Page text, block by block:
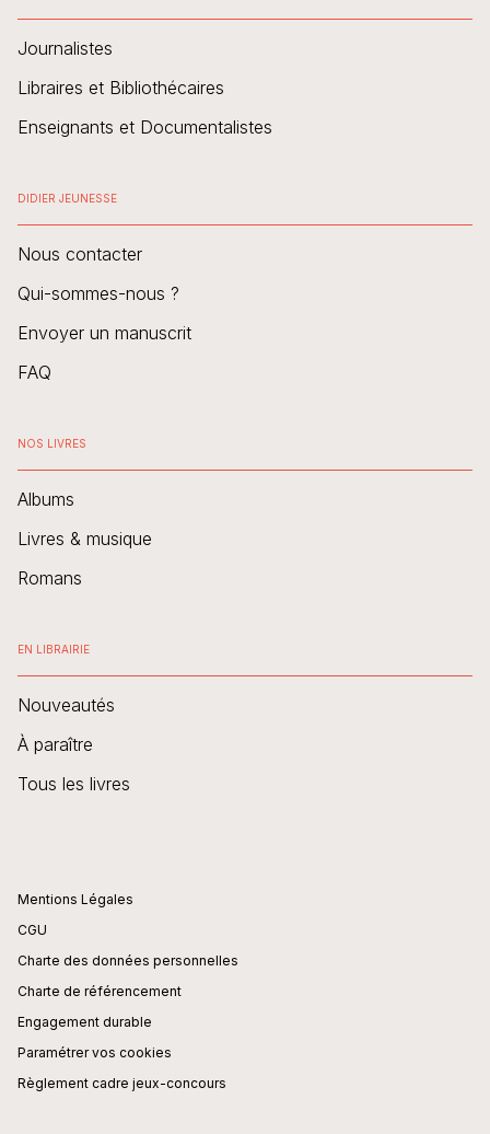
Journalistes
Libraires et Bibliothécaires
Enseignants et Documentalistes
DIDIER JEUNESSE
Nous contacter
Qui-sommes-nous ?
Envoyer un manuscrit
FAQ
NOS LIVRES
Albums
Livres & musique
Romans
EN LIBRAIRIE
Nouveautés
À paraître
Tous les livres
Mentions Légales
CGU
Charte des données personnelles
Charte de référencement
Engagement durable
Paramétrer vos cookies
Règlement cadre jeux-concours